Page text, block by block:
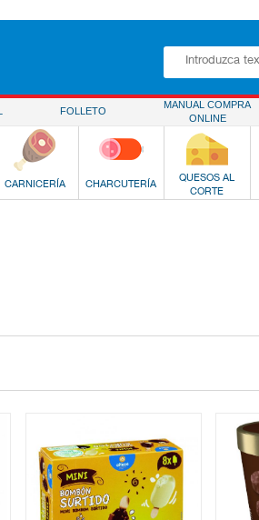
FOLLETO
MANUAL COMPRA
ONLINE
CARNICERÍA CHARCUTERÍA
QUESOS AL
CORTE